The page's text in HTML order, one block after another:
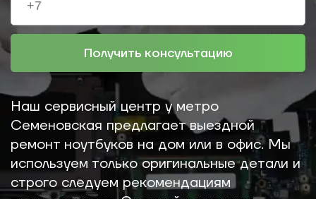
Получить консультацию
Наш сервисный центр у метро
Семеновская предлагает выездной
ремонт ноутбуков на дом или в офис. Мы
используем только оригинальные детали и
строго следуем рекомендациям